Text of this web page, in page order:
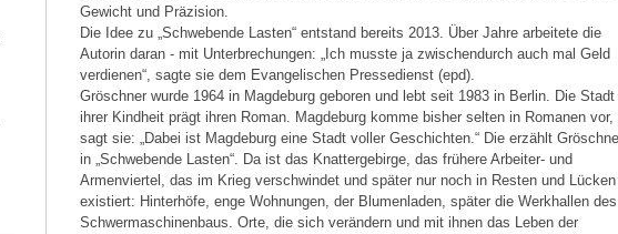
Gewicht und Präzision.
Die Idee zu „Schwebende Lasten“ entstand bereits 2013. Über Jahre arbeitete die
Autorin daran - mit Unterbrechungen: „Ich musste ja zwischendurch auch mal Geld
verdienen“, sagte sie dem Evangelischen Pressedienst (epd).
Gröschner wurde 1964 in Magdeburg geboren und lebt seit 1983 in Berlin. Die Stadt
ihrer Kindheit prägt ihren Roman. Magdeburg komme bisher selten in Romanen vor,
sagt sie: „Dabei ist Magdeburg eine Stadt voller Geschichten.“ Die erzählt
in „Schwebende Lasten“. Da ist das Knattergebirge, das frühere Arbeiter- und
Armenviertel, das im Krieg verschwindet und später nur noch in Resten und Lücken
existiert: Hinterhöfe, enge Wohnungen, der Blumenladen, später die Werkhallen des
Schwermaschinenbaus. Orte, die sich verändern und mit ihnen das Leben der